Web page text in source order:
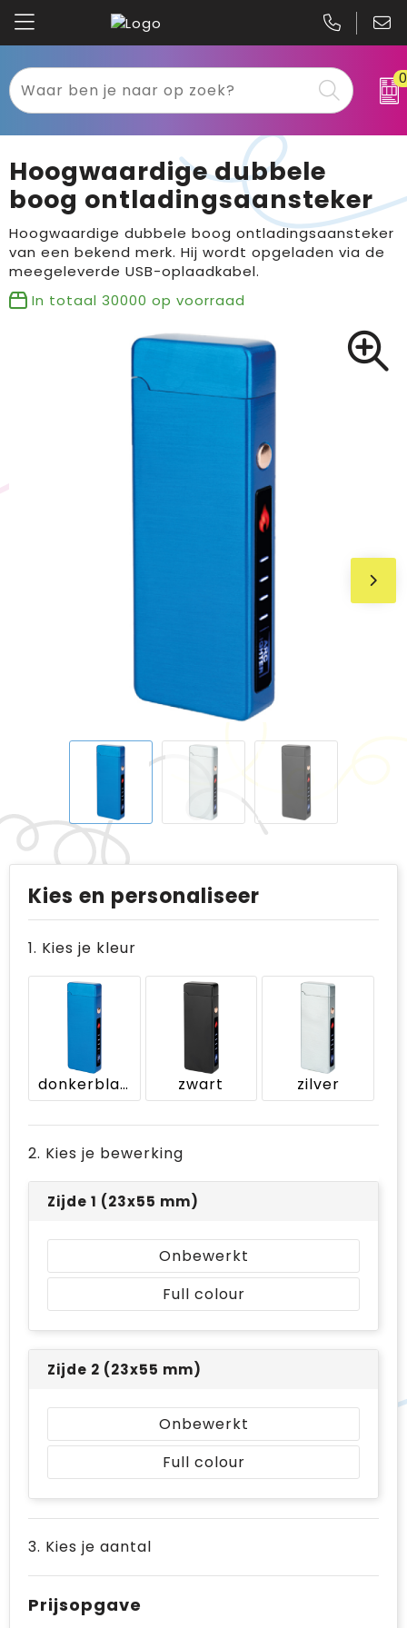
0
Textiel
Werkkleding
Sport
Tassen
Binnenreclame
Kariban
B&C
Gildan
Clique
Hoogwaardige dubbele
boog ontladingsaansteker
Hoogwaardige dubbele boog ontladingsaansteker
van een bekend merk. Hij wordt opgeladen via de
meegeleverde USB-oplaadkabel.
In totaal 30000 op voorraad
Kies en personaliseer
1. Kies je kleur
donkerblauw zwart zilver
2. Kies je bewerking
Zijde 1 (23x55 mm)
Onbewerkt
Full colour
Zijde 2 (23x55 mm)
Onbewerkt
Full colour
3. Kies je aantal
Prijsopgave